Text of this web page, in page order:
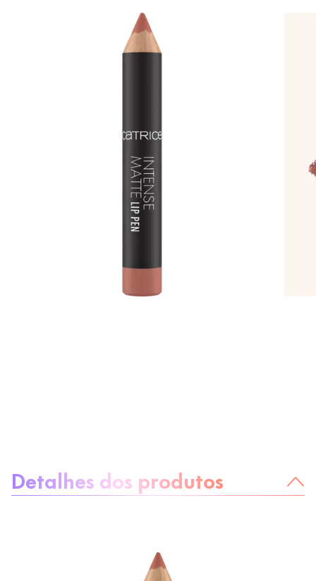
Detalhes dos produtos